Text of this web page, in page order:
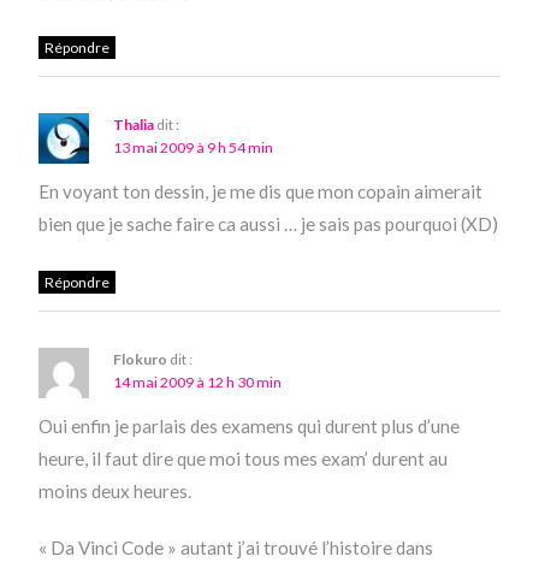
Répondre
Thalia dit :
13 mai 2009 à 9 h 54 min
En voyant ton dessin, je me dis que mon copain aimerait
bien que je sache faire ca aussi … je sais pas pourquoi (XD)
Répondre
Flokuro dit :
14 mai 2009 à 12 h 30 min
Oui enfin je parlais des examens qui durent plus d’une
heure, il faut dire que moi tous mes exam’ durent au
moins deux heures.
« Da Vinci Code » autant j’ai trouvé l’histoire dans